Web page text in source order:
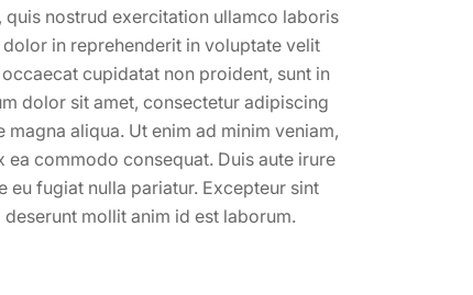
nostrud exercitation ullamco laboris
in reprehenderit in voluptate velit
cupidatat non proident, sunt in
dolor sit amet, consectetur adipiscing
aliqua. Ut enim ad minim veniam,
commodo consequat. Duis aute irure
fugiat nulla pariatur. Excepteur sint
mollit anim id est laborum.